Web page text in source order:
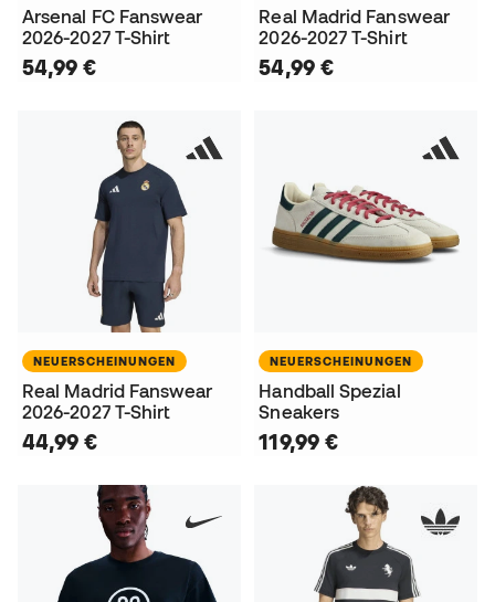
Arsenal FC Fanswear
2026-2027 T-Shirt
54,99 €
Real Madrid Fanswear
2026-2027 T-Shirt
54,99 €
NEUERSCHEINUNGEN
Real Madrid Fanswear
2026-2027 T-Shirt
44,99 €
NEUERSCHEINUNGEN
Handball Spezial
Sneakers
119,99 €